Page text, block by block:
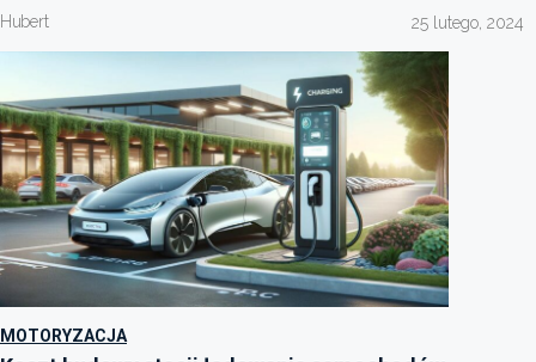
Hubert 25 lutego, 2024
MOTORYZACJA